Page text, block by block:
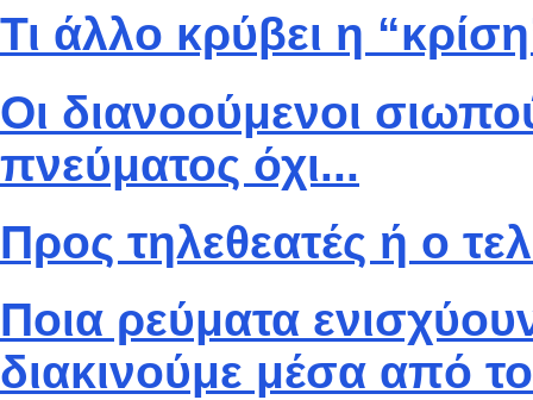
Τι άλλο κρύβει η
Οι διανοούμενοι
πνεύματος όχι...
Προς τηλεθεατές ή ο
Ποια ρεύματα
διακινούμε μέσα από